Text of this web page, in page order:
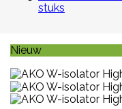
stuks
Nieuw